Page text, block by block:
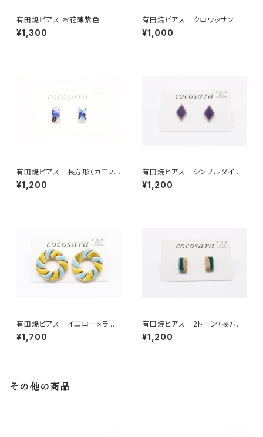
有田焼ピアス お花薄紫色
¥1,300
有田焼ピアス クロワッサン
¥1,000
有田焼ピアス 長方形（カモフ
ラ）3
¥1,200
有田焼ピアス シンプルダイヤ
8
¥1,200
有田焼ピアス イエロー×ライト
ブルーリング
¥1,700
有田焼ピアス 2トーン（長方
形）8
¥1,200
その他の商品